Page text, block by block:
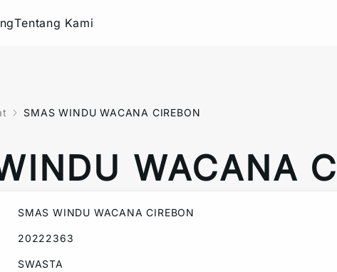
Tentang Kami
SMAS WINDU WACANA CIREBON
WACANA
SMAS WINDU WACANA CIREBON
20222363
SWASTA